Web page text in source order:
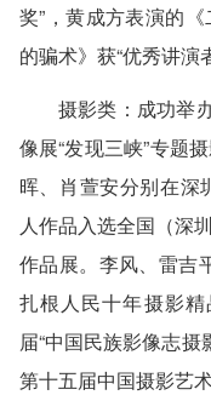
奖”，黄成方表演的
的骗术》获“优秀讲演
摄影类 ：成功举
像展“发现三峡”专题
晖、肖萱安分别在深
人作品入选全国（深
作品展。李风、雷吉
扎根人民十年摄影
届“中国民族影像志
第十五届中国摄影艺